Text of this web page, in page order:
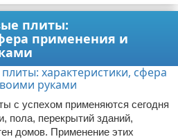
плиты:
применения и
с успехом применяются сегодня
пола, перекрытий зданий,
домов. Применение этих